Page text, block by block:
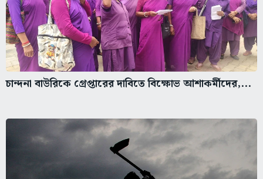
চান্দনা বাউরিকে গ্রেপ্তারের দাবিতে বিক্ষোভ আশাকর্মীদের,...